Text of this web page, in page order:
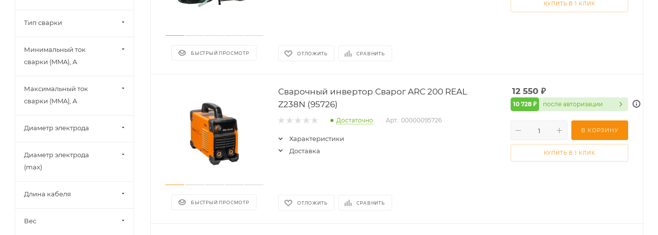
БЫСТРЫЙ ПРОСМОТР ОТЛОЖИТЬ СРАВНИТЬ
КУПИТЬ В 1 КЛИК
БЫСТРЫЙ ПРОСМОТР
Сварочный инвертор Сварог ARC 200 REAL
Z238N (95726)
Достаточно Арт.: 00000095726
Характеристики
Доставка
ОТЛОЖИТЬ СРАВНИТЬ
12 550 ₽
10 728 ₽ после авторизации
В КОРЗИНУ
КУПИТЬ В 1 КЛИК
Тип сварки
Минимальный ток
сварки (MMA), А
Максимальный ток
сварки (MMA), А
Диаметр электрода
Диаметр электрода
(max)
Длина кабеля
Вес